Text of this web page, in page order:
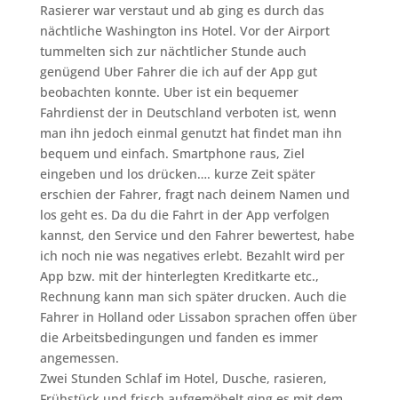
Rasierer war verstaut und ab ging es durch das
nächtliche Washington ins Hotel. Vor der Airport
tummelten sich zur nächtlicher Stunde auch
genügend Uber Fahrer die ich auf der App gut
beobachten konnte. Uber ist ein bequemer
Fahrdienst der in Deutschland verboten ist, wenn
man ihn jedoch einmal genutzt hat findet man ihn
bequem und einfach. Smartphone raus, Ziel
eingeben und los drücken…. kurze Zeit später
erschien der Fahrer, fragt nach deinem Namen und
los geht es. Da du die Fahrt in der App verfolgen
kannst, den Service und den Fahrer bewertest, habe
ich noch nie was negatives erlebt. Bezahlt wird per
App bzw. mit der hinterlegten Kreditkarte etc.,
Rechnung kann man sich später drucken. Auch die
Fahrer in Holland oder Lissabon sprachen offen über
die Arbeitsbedingungen und fanden es immer
angemessen.
Zwei Stunden Schlaf im Hotel, Dusche, rasieren,